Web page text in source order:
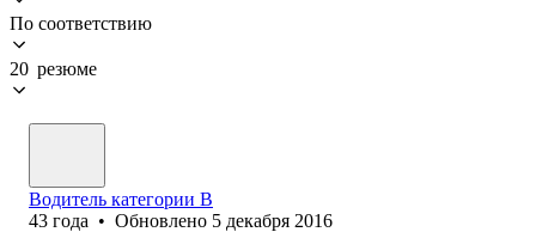
По соответствию
20 резюме
Водитель категории В
43 года • Обновлено 5 декабря 2016